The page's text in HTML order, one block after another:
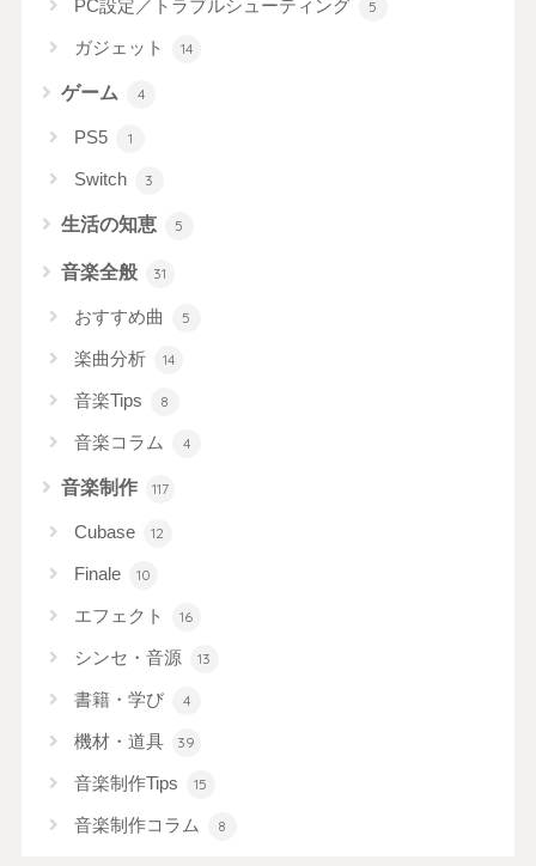
PC設定／トラブルシューティング 5
ガジェット 14
ゲーム 4
PS5 1
Switch 3
生活の知恵 5
音楽全般 31
おすすめ曲 5
楽曲分析 14
音楽Tips 8
音楽コラム 4
音楽制作 117
Cubase 12
Finale 10
エフェクト 16
シンセ・音源 13
書籍・学び 4
機材・道具 39
音楽制作Tips 15
音楽制作コラム 8